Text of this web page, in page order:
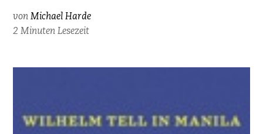
vonMichael Harde
2 Minuten Lesezeit